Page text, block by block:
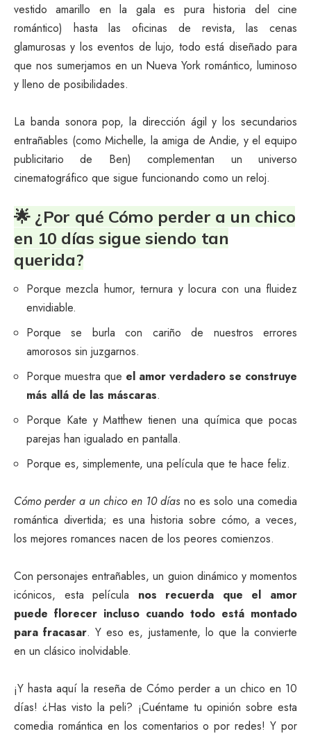
vestido amarillo en la gala es pura historia del cine
romántico) hasta las oficinas de revista, las cenas
glamurosas y los eventos de lujo, todo está diseñado para
que nos sumerjamos en un Nueva York romántico, luminoso
y lleno de posibilidades.
La banda sonora pop, la dirección ágil y los secundarios
entrañables (como Michelle, la amiga de Andie, y el equipo
publicitario de Ben) complementan un universo
cinematográfico que sigue funcionando como un reloj.
🌟 ¿Por qué Cómo perder a un chico
en 10 días sigue siendo tan
querida?
Porque mezcla humor, ternura y locura con una fluidez
envidiable.
Porque se burla con cariño de nuestros errores
amorosos sin juzgarnos.
Porque muestra que el amor verdadero se construye
más allá de las máscaras.
Porque Kate y Matthew tienen una química que pocas
parejas han igualado en pantalla.
Porque es, simplemente, una película que te hace feliz.
Cómo perder a un chico en 10 díasno es solo una comedia
romántica divertida; es una historia sobre cómo, a veces,
los mejores romances nacen de los peores comienzos.
Con personajes entrañables, un guion dinámico y momentos
icónicos, esta película nos recuerda que el amor
puede florecer incluso cuando todo está montado
para fracasar. Y eso es, justamente, lo que la convierte
en un clásico inolvidable.
¡Y hasta aquí la reseña de Cómo perder a un chico en 10
días! ¿Has visto la peli? ¡Cuéntame tu opinión sobre esta
comedia romántica en los comentarios o por redes! Y por